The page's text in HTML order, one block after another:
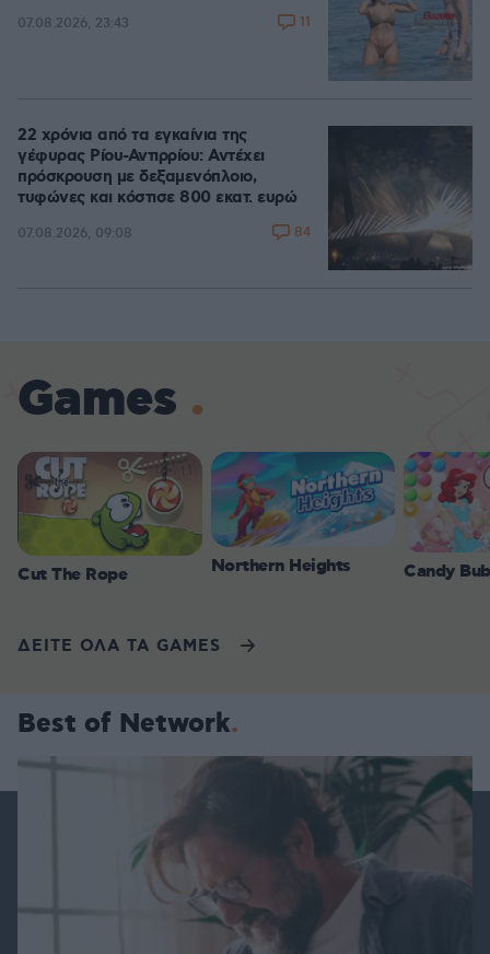
07.08.2026, 23:43 11
22 χρόνια από τα εγκαίνια της
γέφυρας Ρίου-Αντιρρίου: Αντέχει
πρόσκρουση με δεξαμενόπλοιο,
τυφώνες και κόστισε 800 εκατ. ευρώ
07.08.2026, 09:08 84
Games
Cut The Rope Northern Heights Candy
ΔΕΙΤΕ ΟΛΑ ΤΑ GAMES
Best of Network